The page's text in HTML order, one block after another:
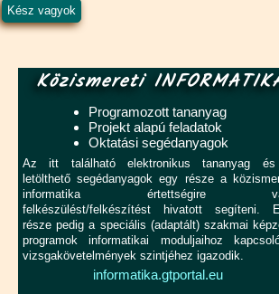
Közismereti
Programozott tananyag
Projekt alapú feladatok
Oktatási segédanyagok
Az itt található elektronikus tananyag
letölthető segédanyagok egy része a
informatika értettségire
felkészülést/felkészítést hivatott segíteni.
része pedig a speciális (adaptált) szakmai
programok informatikai moduljaihoz
vizsgakövetelmények szintjéhez igazodik.
informatika.gtportal.eu